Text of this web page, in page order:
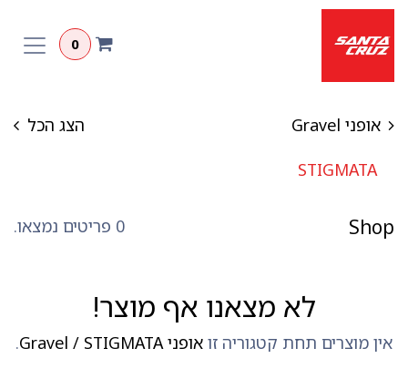
דלג לתוכן
0
אופני Gravel הצג הכל
STIGMATA
Shop 0 פריטים נמצאו.
לא מצאנו אף מוצר!
אין מוצרים תחת קטגוריה זו אופני Gravel / STIGMATA .